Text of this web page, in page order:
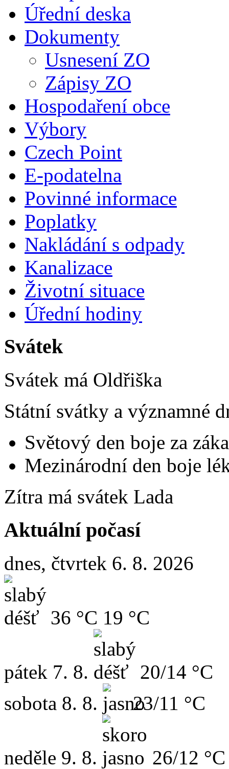
Úřední deska
Dokumenty
Usnesení ZO
Zápisy ZO
Hospodaření obce
Výbory
Czech Point
E-podatelna
Povinné informace
Poplatky
Nakládání s odpady
Kanalizace
Životní situace
Úřední hodiny
Svátek
Svátek má Oldřiška
Státní svátky a významné
Světový den boje za
Mezinárodní den boje
Zítra má svátek Lada
Aktuální počasí
dnes, čtvrtek 6. 8. 2026
36 °C 19 °C
pátek 7. 8.
20/14 °C
sobota 8. 8. 23/11 °C
neděle 9. 8. 26/12 °C